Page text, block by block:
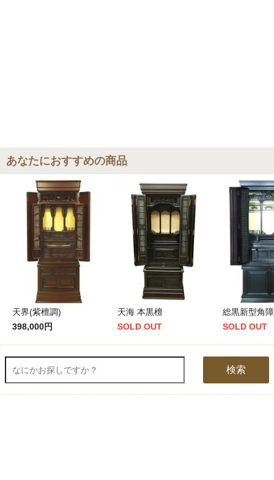
あなたにおすすめの商品
天界(紫檀調)
398,000円
天海 本黒檀
SOLD OUT
総黒新型角障
SOLD OUT
検索